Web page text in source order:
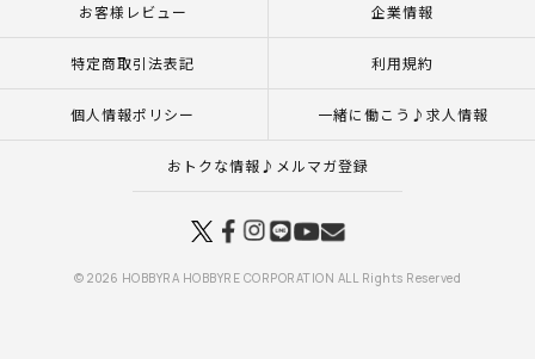
お客様レビュー 企業情報
特定商取引法表記 利用規約
個人情報ポリシー 一緒に働こう♪求人情報
おトクな情報♪メルマガ登録
© 2026 HOBBYRA HOBBYRE CORPORATION ALL Rights Reserved